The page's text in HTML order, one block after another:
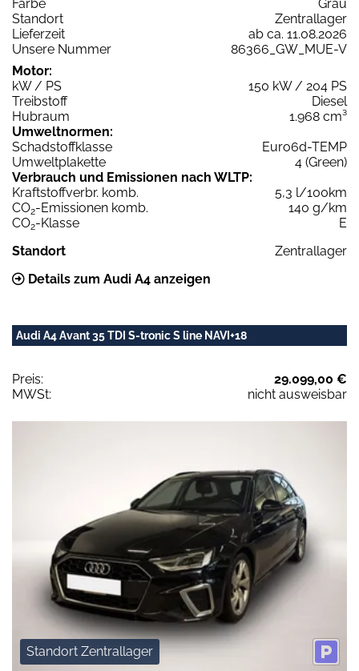
Farbe
Grau
Standort
Zentrallager
Lieferzeit
ab ca. 11.08.2026
Unsere Nummer
86366_GW_MUE-V
Motor:
kW / PS
150 kW / 204 PS
Treibstoff
Diesel
Hubraum
1.968 cm³
Umweltnormen:
Schadstoffklasse
Euro6d-TEMP
Umweltplakette
4 (Green)
Verbrauch und Emissionen nach WLTP:
Kraftstoffverbr. komb.
5,3 l/100km
CO2-Emissionen komb.
140 g/km
CO2-Klasse
E
Standort
Zentrallager
Details zum Audi A4 anzeigen
Audi A4 Avant 35 TDI S-tronic S line NAVI+18
Preis:
29.099,00 €
MWSt:
nicht ausweisbar
Standort Zentrallager